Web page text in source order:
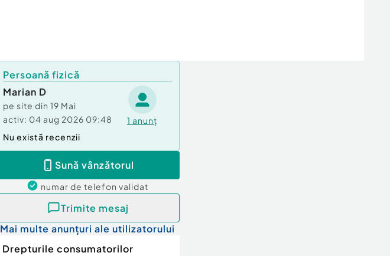
Persoană fizică
Marian D
pe site din 19 Mai
activ: 04 aug 2026 09:48 1 anunț
Nu există recenzii
Sună vânzătorul
numar de telefon validat
Trimite mesaj
Mai multe anunțuri ale utilizatorului
Drepturile consumatorilor